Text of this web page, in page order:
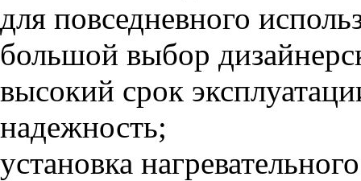
для повседневного
большой выбор
высокий срок
надежность;
установка